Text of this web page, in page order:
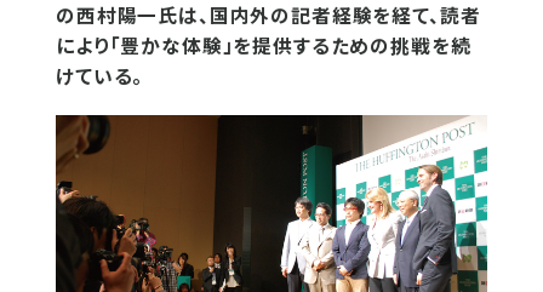
の西村陽一氏は、国内外の記者経験を経て、読者
により「豊かな体験」を提供するための挑戦を続
けている。